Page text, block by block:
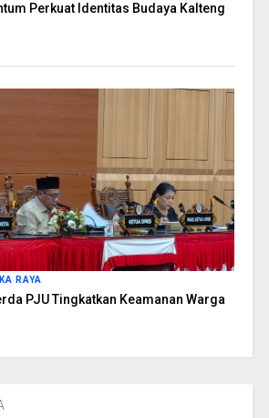
Perkuat Identitas Budaya Kalteng
RAYA
PJU Tingkatkan Keamanan Warga